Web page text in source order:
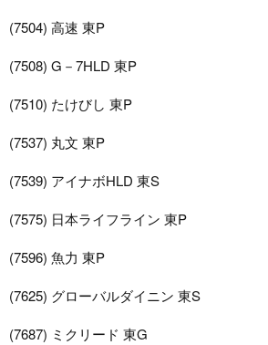
(7504) 高速 東P
(7508) G－7HLD 東P
(7510) たけびし 東P
(7537) 丸文 東P
(7539) アイナボHLD 東S
(7575) 日本ライフライン 東P
(7596) 魚力 東P
(7625) グローバルダイニン 東S
(7687) ミクリード 東G